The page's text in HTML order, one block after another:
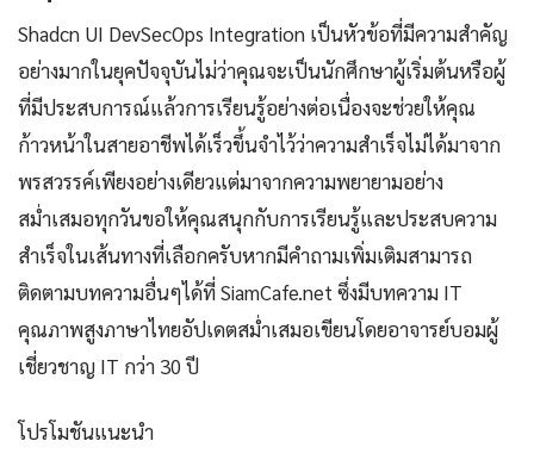
Shadcn UI DevSecOps Integration เป็นหัวข้อที่มีความสำคัญ
อย่างมากในยุคปัจจุบันไม่ว่าคุณจะเป็นนักศึกษาผู้เริ่มต้นหรือผู้
ที่มีประสบการณ์แล้วการเรียนรู้อย่างต่อเนื่องจะช่วยให้คุณ
ก้าวหน้าในสายอาชีพได้เร็วขึ้นจำไว้ว่าความสำเร็จไม่ได้มาจาก
พรสวรรค์เพียงอย่างเดียวแต่มาจากความพยายามอย่าง
สม่ำเสมอทุกวันขอให้คุณสนุกกับการเรียนรู้และประสบความ
สำเร็จในเส้นทางที่เลือกครับหากมีคำถามเพิ่มเติมสามารถ
ติดตามบทความอื่นๆได้ที่ SiamCafe.net ซึ่งมีบทความ IT
คุณภาพสูงภาษาไทยอัปเดตสม่ำเสมอเขียนโดยอาจารย์บอมผู้
เชี่ยวชาญ IT กว่า 30 ปี
โปรโมชันแนะนำ